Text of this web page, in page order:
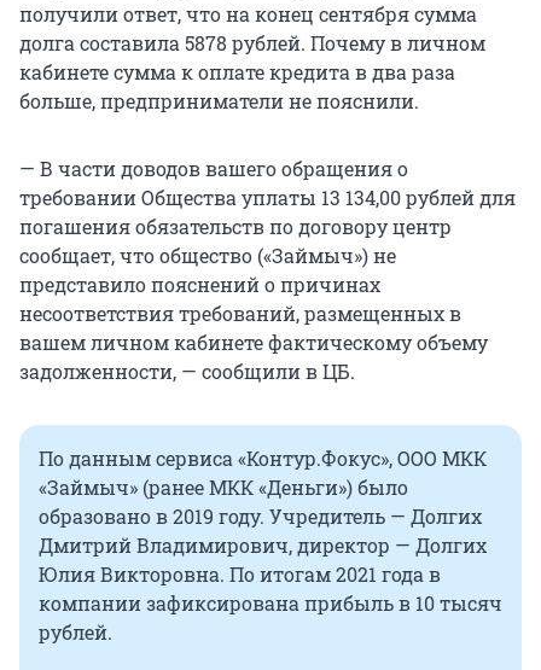
получили ответ, что на конец сентября сумма
долга составила 5878 рублей. Почему в личном
кабинете сумма к оплате кредита в два раза
больше, предприниматели не пояснили.
— В части доводов вашего обращения о
требовании Общества уплаты 13 134,00 рублей для
погашения обязательств по договору центр
сообщает, что общество («Займыч») не
представило пояснений о причинах
несоответствия требований, размещенных в
вашем личном кабинете фактическому объему
задолженности, — сообщили в ЦБ.
По данным сервиса «Контур.Фокус», ООО МКК
«Займыч» (ранее МКК «Деньги») было
образовано в 2019 году. Учредитель — Долгих
Дмитрий Владимирович, директор — Долгих
Юлия Викторовна. По итогам 2021 года в
компании зафиксирована прибыль в 10 тысяч
рублей.